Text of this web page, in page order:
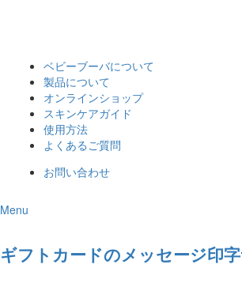
ベビーブーバについて
製品について
オンラインショップ
スキンケアガイド
使用方法
よくあるご質問
お問い合わせ
Menu
ギフトカードのメッセージ印